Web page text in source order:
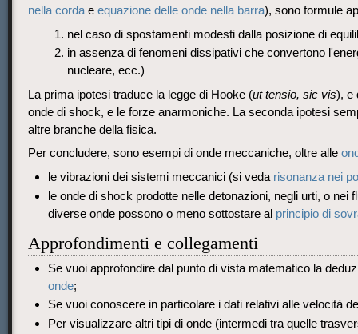
nella corda e equazione delle onde nella barra), sono formule
nel caso di spostamenti modesti dalla posizione di
in assenza di fenomeni dissipativi che convertono
nucleare, ecc.)
La prima ipotesi traduce la legge di Hooke (ut tensio, sic vis), e
onde di shock, e le forze anarmoniche. La seconda ipotesi
altre branche della fisica.
Per concludere, sono esempi di onde meccaniche, oltre alle
le vibrazioni dei sistemi meccanici (si veda risonanza nei
le onde di shock prodotte nelle detonazioni, negli urti, o nei
diverse onde possono o meno sottostare al principio di
Approfondimenti e collegamenti
Se vuoi approfondire dal punto di vista matematico la
onde;
Se vuoi conoscere in particolare i dati relativi alle velocità
Per visualizzare altri tipi di onde (intermedi tra quelle